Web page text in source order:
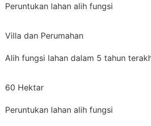
Peruntukan lahan alih fungsi
Villa dan Perumahan
Alih fungsi lahan dalam 5 tahun
60 Hektar
Peruntukan lahan alih fungsi